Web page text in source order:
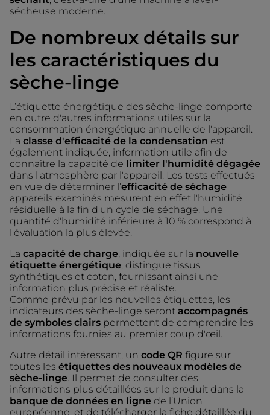
sécheuse moderne.
De nombreux détails sur
les caractéristiques du
sèche-linge
L’étiquette énergétique des sèche-linge comporte
en outre d'autres informations utiles sur la
consommation énergétique annuelle de l'appareil.
La classe d'efficacité de la condensation est
également indiquée, information utile afin de
connaître la capacité de limiter l'humidité dégagée
dans l'atmosphère par l'appareil. Les tests effectués
en vue de déterminer l’efficacité de séchage
appareils examinés mesurent en effet l'humidité
résiduelle à la fin d'un cycle de séchage. Une
quantité d'humidité inférieure à 10 % correspond à
l'évaluation la plus élevée.
La capacité de charge , indiquée sur la nouvelle
étiquette énergétique , distingue tissus
synthétiques et coton, fournissant ainsi une
information plus précise et réaliste.
Comme prévu par les nouvelles étiquettes, les
indicateurs des sèche-linge seront accompagnés
de symboles clairs permettent de comprendre les
informations fournies au premier coup d'œil.
Autre détail intéressant, un code QR figure sur
toutes les étiquettes des nouveaux modèles de
sèche-linge. Il permet de consulter des
informations plus détaillées sur le produit dans la
banque de données en ligne de l’Union
européenne, et de télécharger la fiche détaillée du